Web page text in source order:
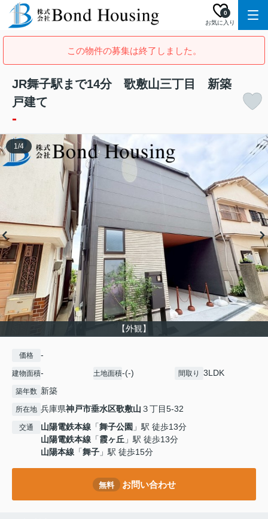
お気に入り
0
この物件の募集は終了しました。
JR舞子駅まで14分 歌敷山三丁目 新築
戸建て
-
【外観】
1/4
価格 -
建物面積- 土地面積-(-) 間取り 3LDK
築年数 新築
所在地 兵庫県神戸市垂水区歌敷山 ３丁目5-32
交通 山陽電鉄本線 「舞子公園 」駅 徒歩13分
山陽電鉄本線 「霞ヶ丘 」駅 徒歩13分
山陽本線 「舞子 」駅 徒歩15分
無料 お問い合わせ